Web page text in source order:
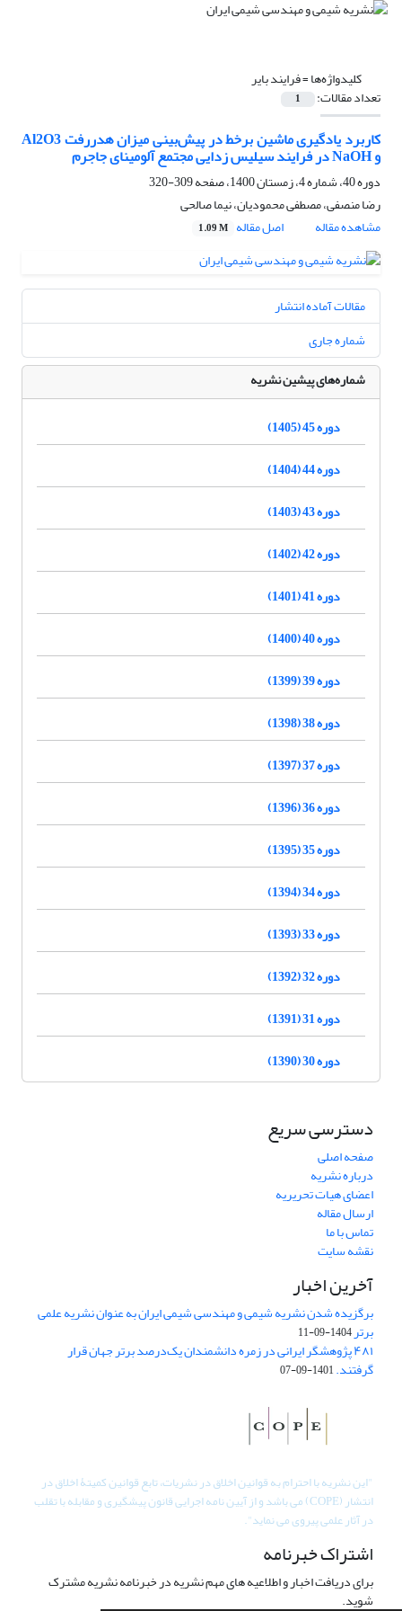
کلیدواژه‌ها =فرایند بایر
تعداد مقالات: 1
کاربرد یادگیری ماشین برخط در پیش‌بینی میزان هدررفت Al2O3
و NaOH در فرایند سیلیس زدایی مجتمع آلومینای جاجرم
دوره 40، شماره 4، زمستان 1400، صفحه
309-320
رضا منصفی، مصطفی محمودیان، نیما صالحی
مشاهده مقاله
اصل مقاله 1.09 M
مقالات آماده انتشار
شماره جاری
شماره‌های پیشین نشریه
دوره 45 (1405)
دوره 44 (1404)
دوره 43 (1403)
دوره 42 (1402)
دوره 41 (1401)
دوره 40 (1400)
دوره 39 (1399)
دوره 38 (1398)
دوره 37 (1397)
دوره 36 (1396)
دوره 35 (1395)
دوره 34 (1394)
دوره 33 (1393)
دوره 32 (1392)
دوره 31 (1391)
دوره 30 (1390)
دسترسی سریع
صفحه اصلی
درباره نشریه
اعضای هیات تحریریه
ارسال مقاله
تماس با ما
نقشه سایت
آخرین اخبار
برگزیده شدن نشریه شیمی و مهندسی شیمی ایران به عنوان نشریه علمی
برتر1404-09-11
۴۸۱ پژوهشگر ایرانی در زمره دانشمندان یک‌درصد برتر جهان قرار
گرفتند.1401-09-07
"این نشریه با احترام به قوانین اخلاق در نشریات، تابع قوانین کمیتۀ اخلاق در
انتشار (COPE) می باشد و از آیین نامه اجرایی قانون پیشگیری و مقابله با تقلب
در آثار علمی پیروی می نماید".
اشتراک خبرنامه
برای دریافت اخبار و اطلاعیه های مهم نشریه در خبرنامه نشریه مشترک
شوید.